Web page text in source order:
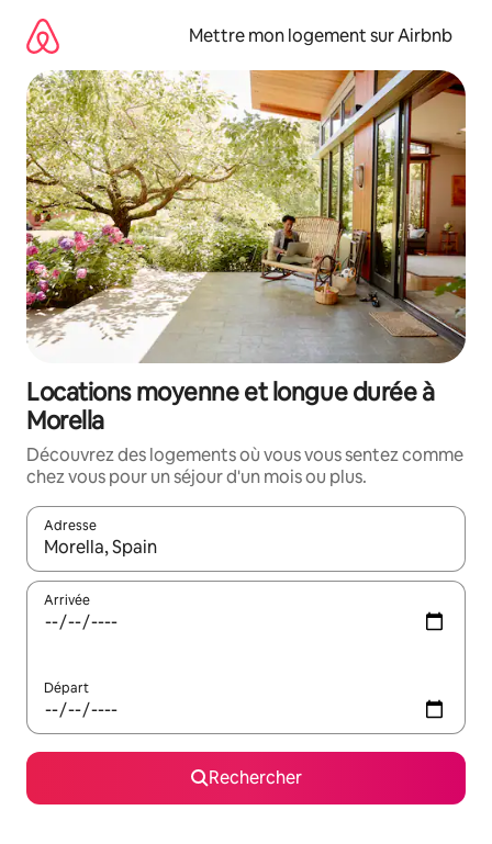
directement
contenu
Mettre mon logement sur Airbnb
Locations moyenne et longue durée à
Morella
Découvrez des logements où vous vous sentez comme
chez vous pour un séjour d'un mois ou plus.
Adresse
Lorsque les résultats s'affichent, utilisez les flèches vers le
Arrivée
Départ
Rechercher